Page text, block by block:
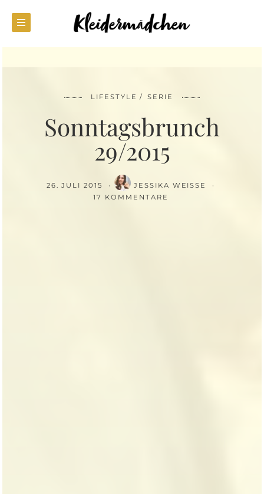
LIFESTYLE SERIE
Sonntagsbrunch
29/2015
26. JULI 2015
JESSIKA WEISSE
17 KOMMENTARE